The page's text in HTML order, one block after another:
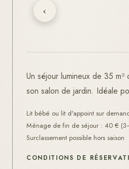
‹
Un séjour lumineux de 35
son salon de jardin. Idéale
Lit bébé ou lit d'appoint sur
Ménage de fin de séjour : 40 € (
Surclassement possible hors saison
CONDITIONS DE